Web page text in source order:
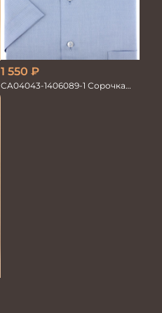
1 550 ₽
CA04043-1406089-1 Сорочка